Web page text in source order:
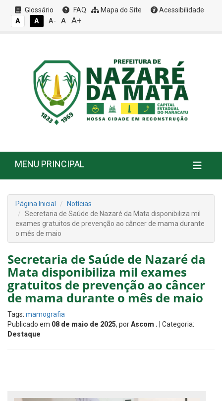
Glossário FAQ Mapa do Site
Acessibilidade
A
A A- A A+
MENU PRINCIPAL
Página Inicial
Notícias
Secretaria de Saúde de Nazaré da Mata disponibiliza mil
exames gratuitos de prevenção ao câncer de mama durante
o mês de maio
Secretaria de Saúde de Nazaré da
Mata disponibiliza mil exames
gratuitos de prevenção ao câncer
de mama durante o mês de maio
Tags: mamografia
Publicado em 08 de maio de 2025, porAscom . | Categoria:
Destaque